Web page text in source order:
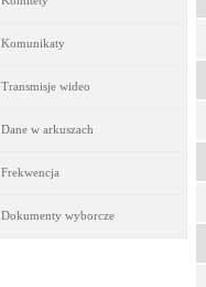
Komunikaty
Transmisje wideo
Dane w arkuszach
Frekwencja
Dokumenty wyborcze